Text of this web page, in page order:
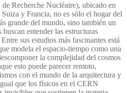
Recherche Nucléaire), ubicado en
y Francia, no es sólo el hogar del
grande del mundo, sino también un
entender las estructuras
sus estudios más fascinantes está
modela el espacio-tiempo como una
la complejidad del cosmos
esto puede parecer remoto,
con el mundo de la arquitectura y
que los físicos en el CERN